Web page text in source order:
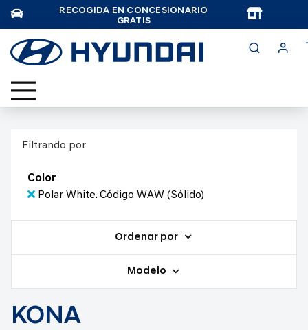
RECOGIDA EN CONCESIONARIO
GRATIS
Filtrando por
Color
Polar White. Código WAW (Sólido)
Ordenar por
Modelo
KONA